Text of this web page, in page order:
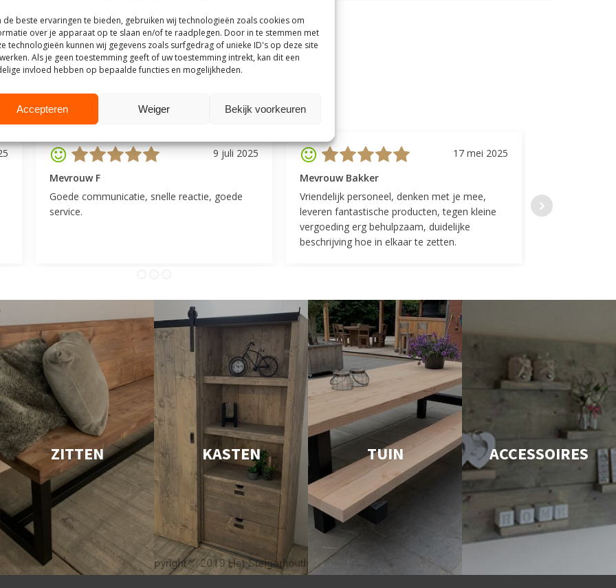
de beste ervaringen te bieden, gebruiken wij technologieën zoals cookies om
over je apparaat op te slaan en/of te raadplegen. Door in te stemmen met
technologieën kunnen wij gegevens zoals surfgedrag of unieke ID's op deze site
Als je geen toestemming geeft of uw toestemming intrekt, kan dit een
invloed hebben op bepaalde functies en mogelijkheden.
Accepteren Weiger Bekijk voorkeuren
op basis van meer dan 500 beoordelingen.
9 juli 2025
Mevrouw F
Goede communicatie, snelle reactie, goede
service.
17 mei 2025
Mevrouw Bakker
Vriendelijk personeel, denken met je mee,
leveren fantastische producten, tegen kleine
vergoeding erg behulpzaam, duidelijke
beschrijving hoe in elkaar te zetten.
Top geregeld!
indelingen die
ZITTEN KASTEN TUIN ACCESSOIRES